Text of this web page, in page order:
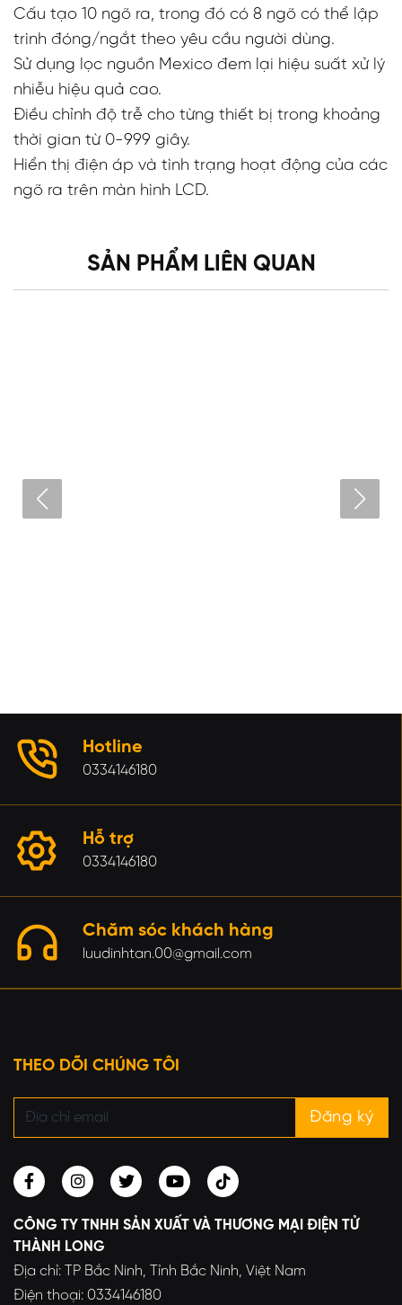
Cấu tạo 10 ngõ ra, trong đó có 8 ngõ có thể lập
trình đóng/ngắt theo yêu cầu người dùng.
Sử dụng lọc nguồn Mexico đem lại hiệu suất xử lý
nhiễu hiệu quả cao.
Điều chỉnh độ trễ cho từng thiết bị trong khoảng
thời gian từ 0-999 giây.
Hiển thị điện áp và tình trạng hoạt động của các
ngõ ra trên màn hình LCD.
SẢN PHẨM LIÊN QUAN
Hotline
0334146180
Hỗ trợ
0334146180
Chăm sóc khách hàng
luudinhtan.00@gmail.com
THEO DÕI CHÚNG TÔI
CÔNG TY TNHH SẢN XUẤT VÀ THƯƠNG MẠI ĐIỆN TỬ
THÀNH LONG
Địa chỉ: TP Bắc Ninh, Tỉnh Bắc Ninh, Việt Nam
Điện thoại: 0334146180